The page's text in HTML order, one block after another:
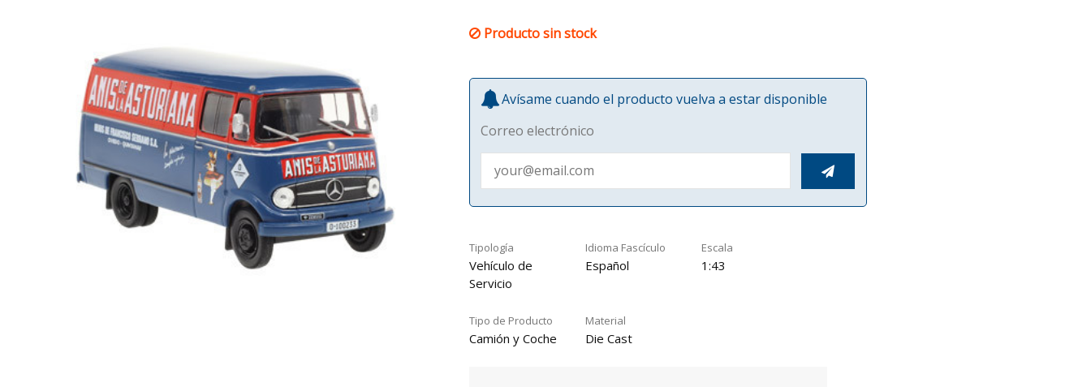
Producto sin stock
Avísame cuando el producto vuelva a estar disponible
Correo electrónico

Tipología
Vehículo de
Servicio
Idioma Fascículo
Español
Escala
1:43
Tipo de Producto
Camión y Coche
Material
Die Cast